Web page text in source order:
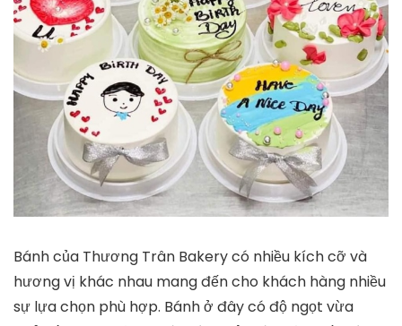
Bánh của Thương Trân Bakery có nhiều kích cỡ và
hương vị khác nhau mang đến cho khách hàng nhiều
sự lựa chọn phù hợp. Bánh ở đây có độ ngọt vừa